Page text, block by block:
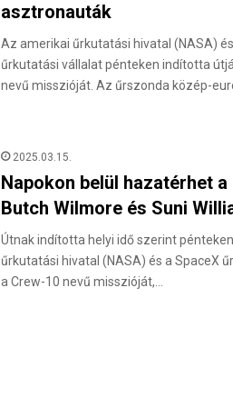
asztronauták
Az amerikai űrkutatási hivatal (NASA)
űrkutatási vállalat pénteken indította
nevű misszióját. Az űrszonda közép-
2025.03.15.
Napokon belül hazatérhet a
Butch Wilmore és Suni
Útnak indította helyi idő szerint
űrkutatási hivatal (NASA) és a SpaceX
a Crew-10 nevű misszióját,…